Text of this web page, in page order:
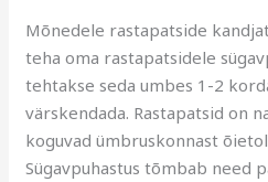
Mõnedele rastapatside
teha oma rastapatsidele
tehtakse seda umbes 1-2
värskendada. Rastapatsid on
koguvad ümbruskonnast
Sügavpuhastus tõmbab need